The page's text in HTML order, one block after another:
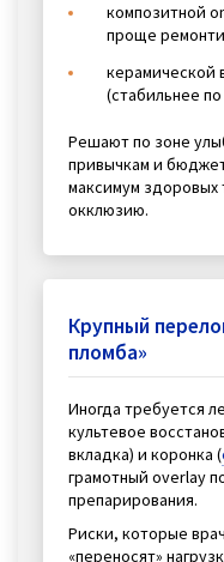
композитной
проще
керамической
(стабильнее
Решают по зоне
привычкам и
максимум здоровых
окклюзию.
Крупный
пломба»
Иногда требуется
культевое
вкладка) и коронка (
грамотный overlay
препарирования.
Риски, которые
«переносят»